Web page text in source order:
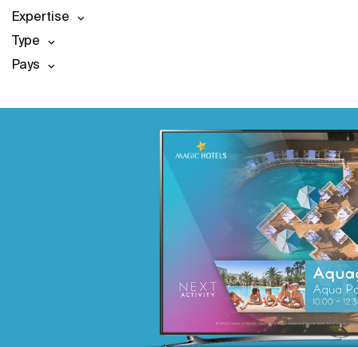
Expertise
Type
Pays